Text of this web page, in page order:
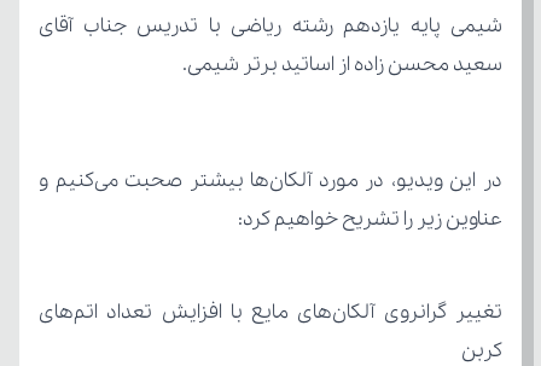
سعید محسن زاده از اساتید برتر شیمی.
عناوین زیر را تشریح خواهیم کرد:
کربن